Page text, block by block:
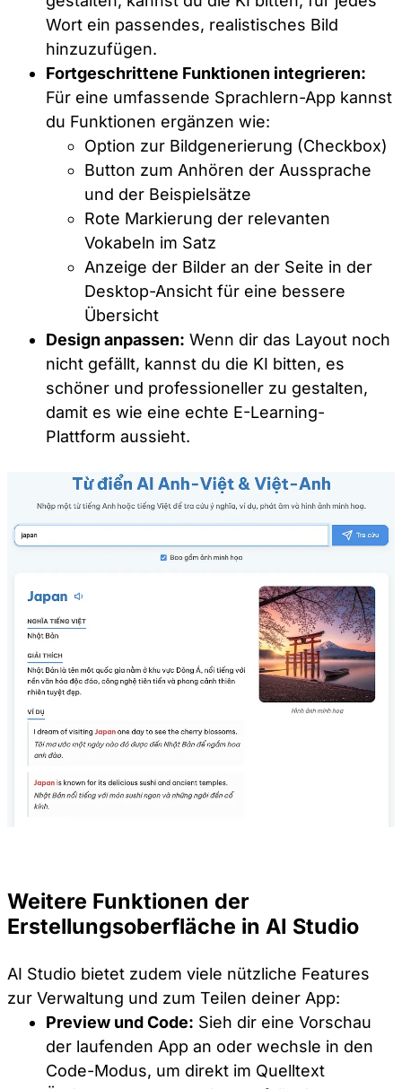
Wort ein passendes, realistisches Bild
hinzuzufügen.
Fortgeschrittene Funktionen integrieren:
Für eine umfassende Sprachlern-App kannst
du Funktionen ergänzen wie:
Option zur Bildgenerierung (Checkbox)
Button zum Anhören der Aussprache
und der Beispielsätze
Rote Markierung der relevanten
Vokabeln im Satz
Anzeige der Bilder an der Seite in der
Desktop-Ansicht für eine bessere
Übersicht
Design anpassen: Wenn dir das Layout noch
nicht gefällt, kannst du die KI bitten, es
schöner und professioneller zu gestalten,
damit es wie eine echte E-Learning-
Plattform aussieht.
Weitere Funktionen der
Erstellungsoberfläche in AI Studio
AI Studio bietet zudem viele nützliche Features
zur Verwaltung und zum Teilen deiner App:
Preview und Code: Sieh dir eine Vorschau
der laufenden App an oder wechsle in den
Code-Modus, um direkt im Quelltext